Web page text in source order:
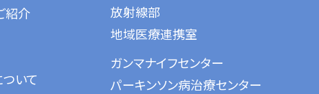
紹介
いて
放射線部
地域医療連携室
ガンマナイフセンター
パーキンソン病治療センター